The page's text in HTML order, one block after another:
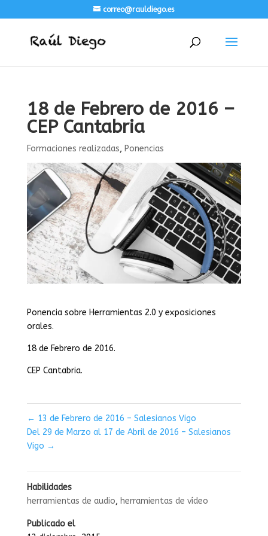
correo@rauldiego.es
18 de Febrero de 2016 –
CEP Cantabria
Formaciones realizadas, Ponencias
Ponencia sobre Herramientas 2.0 y exposiciones
orales.
18 de Febrero de 2016.
CEP Cantabria.
← 13 de Febrero de 2016 – Salesianos Vigo
Del 29 de Marzo al 17 de Abril de 2016 – Salesianos
Vigo →
Habilidades
herramientas de audio, herramientas de vídeo
Publicado el